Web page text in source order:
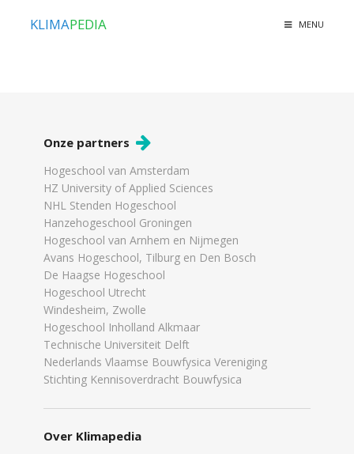
KLIMAPEDIA MENU
Onze partners
Hogeschool van Amsterdam
HZ University of Applied Sciences
NHL Stenden Hogeschool
Hanzehogeschool Groningen
Hogeschool van Arnhem en Nijmegen
Avans Hogeschool, Tilburg en Den Bosch
De Haagse Hogeschool
Hogeschool Utrecht
Windesheim, Zwolle
Hogeschool Inholland Alkmaar
Technische Universiteit Delft
Nederlands Vlaamse Bouwfysica Vereniging
Stichting Kennisoverdracht Bouwfysica
Over Klimapedia